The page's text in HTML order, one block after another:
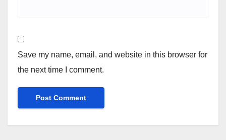
Save my name, email, and website in this browser for
the next time I comment.